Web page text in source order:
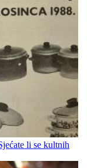
li se kultnih